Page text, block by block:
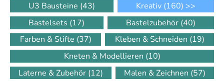
U3 Bausteine (43) Kreativ (160) >>
Bastelsets (17) Bastelzubehör (40)
Farben & Stifte (37) Kleben & Schneiden (19)
Kneten & Modellieren (10)
Laterne & Zubehör (12) Malen & Zeichnen (57)